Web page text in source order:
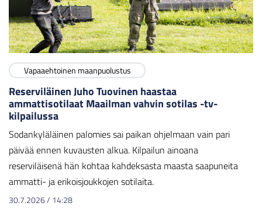
Vapaaehtoinen maanpuolustus
Reserviläinen Juho Tuovinen haastaa
ammattisotilaat Maailman vahvin sotilas -tv-
kilpailussa
Sodankyläläinen palomies sai paikan ohjelmaan vain pari
päivää ennen kuvausten alkua. Kilpailun ainoana
reserviläisenä hän kohtaa kahdeksasta maasta saapuneita
ammatti- ja erikoisjoukkojen sotilaita.
30.7.2026/ 14:28